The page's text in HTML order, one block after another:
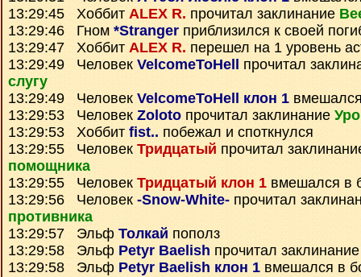
13:29:45 Хоббит ALEX R. прочитал заклинание
13:29:46 Гном *Stranger приблизился к своей
13:29:47 Хоббит ALEX R. перешел на 1 уровень
13:29:49 Человек VelcomeToHell
прочитал
слугу
13:29:49 Человек VelcomeToHell клон 1
13:29:53 Человек Zoloto прочитал заклинание
13:29:53 Хоббит fist.. побежал и споткнулся
13:29:55 Человек Тридцатый прочитал
помощника
13:29:55 Человек Тридцатый клон 1 вмешался в
13:29:56 Человек -Snow-White- прочитал
противника
13:29:57 Эльф Толкай пополз
13:29:58 Эльф Petyr Baelish прочитал
13:29:58 Эльф Petyr Baelish клон 1 вмешался в